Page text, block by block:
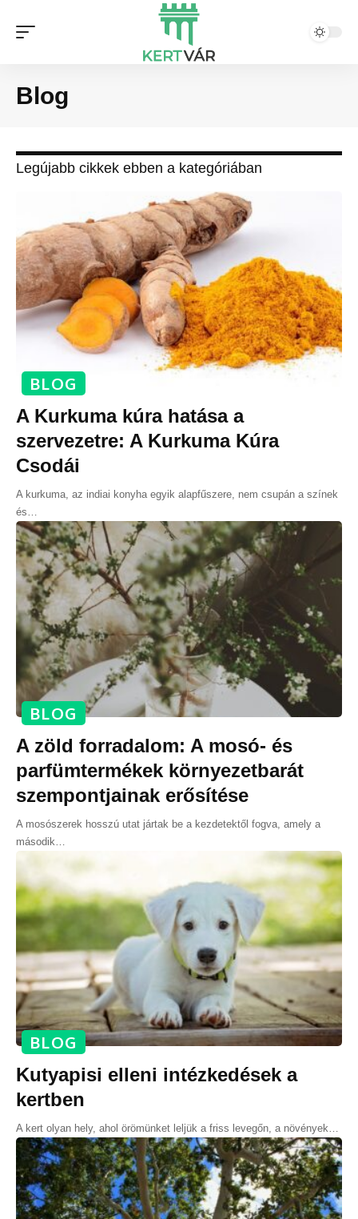
Blog
Legújabb cikkek ebben a kategóriában
BLOG
A Kurkuma kúra hatása a
szervezetre: A Kurkuma Kúra
Csodái
A kurkuma, az indiai konyha egyik alapfűszere, nem csupán a színek
és
BLOG
A zöld forradalom: A mosó- és
parfümtermékek környezetbarát
szempontjainak erősítése
A mosószerek hosszú utat jártak be a kezdetektől fogva, amely a
második
BLOG
Kutyapisi elleni intézkedések a
kertben
A kert olyan hely, ahol örömünket leljük a friss levegőn, a növények…